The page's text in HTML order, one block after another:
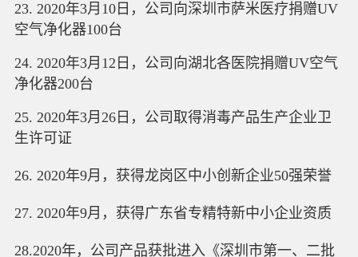
23. 2020年3月10日，公司向深圳市萨米医疗捐赠UV
空气净化器100台
24. 2020年3月12日，公司向湖北各医院捐赠UV空气
净化器200台
25. 2020年3月26日，公司取得消毒产品生产企业卫
生许可证
26. 2020年9月，获得龙岗区中小创新企业50强荣誉
27. 2020年9月，获得广东省专精特新中小企业资质
28.2020年，公司产品获批进入《深圳市第一、二批